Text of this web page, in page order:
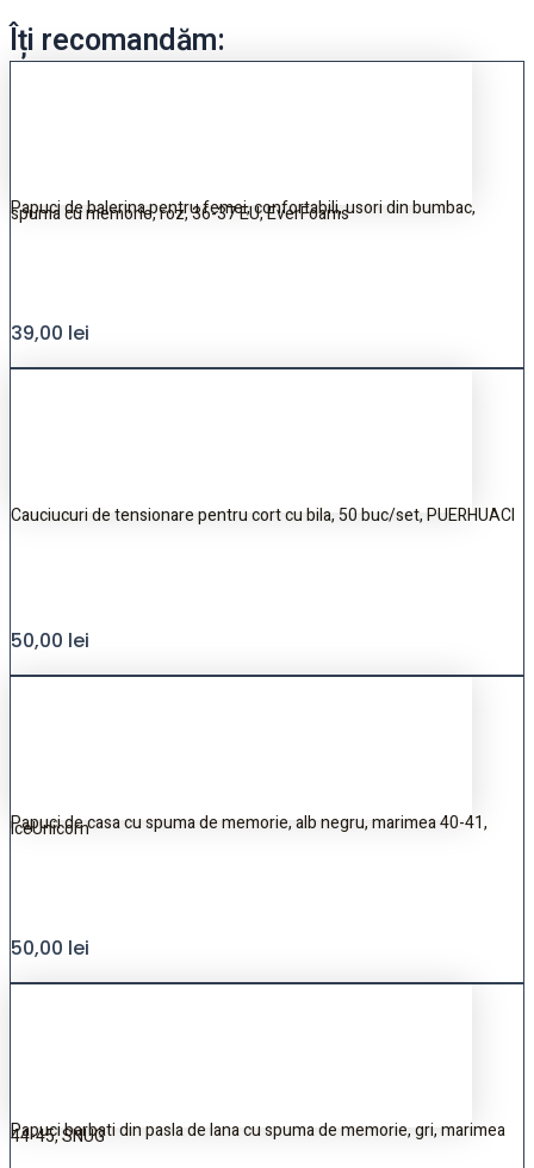
Îți recomandăm:
Papuci de balerina pentru femei, confortabili, usori din bumbac,
spuma cu memorie, roz, 36-37 EU, EverFoams
39,00 lei
Cauciucuri de tensionare pentru cort cu bila, 50 buc/set, PUERHUACI
50,00 lei
Papuci de casa cu spuma de memorie, alb negru, marimea 40-41,
IceUnicorn
50,00 lei
Papuci barbati din pasla de lana cu spuma de memorie, gri, marimea
44-45, SNUG